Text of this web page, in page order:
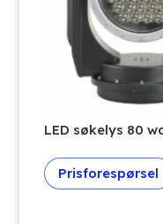
LED søkelys 80
Prisforespørsel